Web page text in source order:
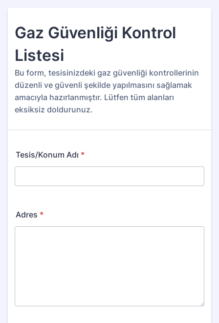
Gaz Güvenliği Kontrol
Listesi
Bu form, tesisinizdeki gaz güvenliği kontrollerinin
düzenli ve güvenli şekilde yapılmasını sağlamak
amacıyla hazırlanmıştır. Lütfen tüm alanları
eksiksiz doldurunuz.
Tesis/Konum Adı *
Adres *